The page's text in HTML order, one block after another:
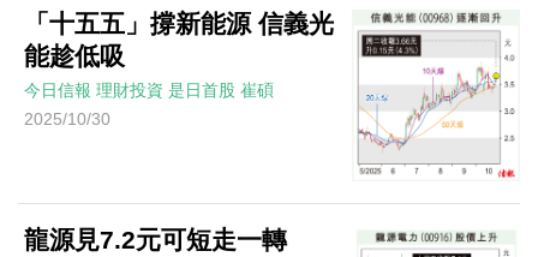
「十五五」撐新能源 信義光
能趁低吸
今日信報 理財投資 是日首股 崔碩
2025/10/30
龍源見7.2元可短走一轉